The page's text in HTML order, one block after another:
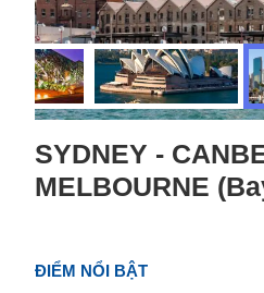
SYDNEY -
MELBOURNE
ĐIỂM NỔI BẬT